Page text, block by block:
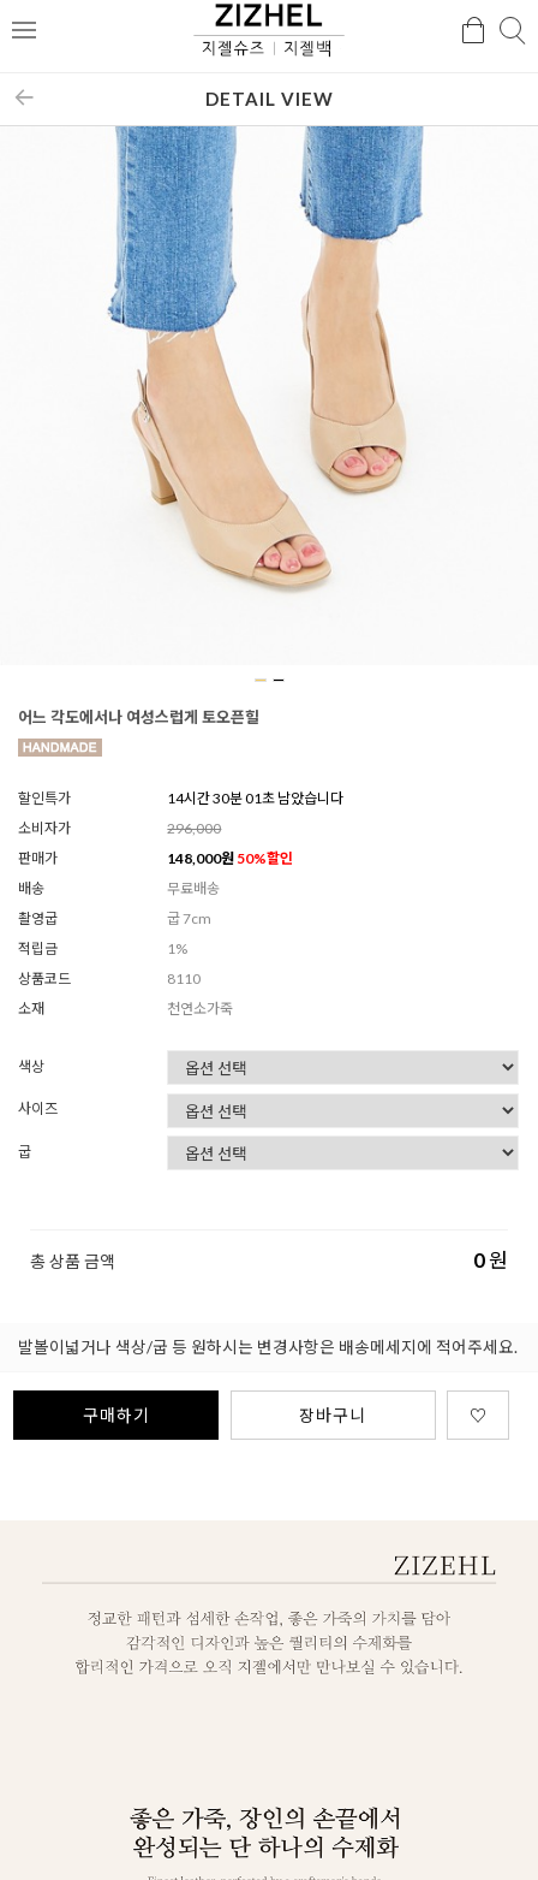
메
검
DETAIL VIEW
어느 각도에서나 여성스럽게 토오픈힐
할인특가
14시간 29분 59초 남았습니다
소비자가
296,000
판매가
148,000원 50%할인
배송
무료배송
촬영굽
굽 7cm
적립금
1%
상품코드
8110
소재
천연소가죽
색상
사이즈
굽
총 상품 금액 0원
발볼이넓거나 색상/굽 등 원하시는 변경사항은 배송메세지에 적어주세요.
구매하기 장바구니 ♡